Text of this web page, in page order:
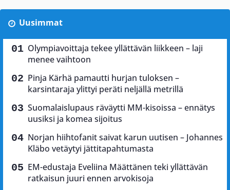
Uusimmat
Olympiavoittaja tekee yllättävän liikkeen – laji
menee vaihtoon
Pinja Kärhä pamautti hurjan tuloksen –
karsintaraja ylittyi peräti neljällä metrillä
Suomalaislupaus räväytti MM-kisoissa – ennätys
uusiksi ja komea sijoitus
Norjan hiihtofanit saivat karun uutisen – Johannes
Kläbo vetäytyi jättitapahtumasta
EM-edustaja Eveliina Määttänen teki yllättävän
ratkaisun juuri ennen arvokisoja